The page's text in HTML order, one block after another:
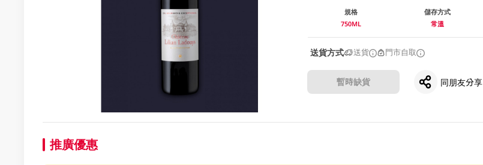
規格
750ML
儲存方式
常溫
送貨方式 送貨 門市自取
暫時缺貨 同朋友分享
推廣優惠